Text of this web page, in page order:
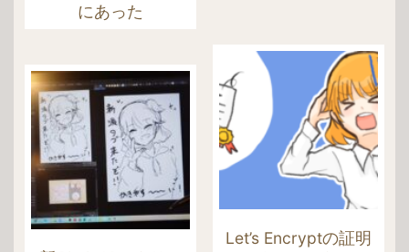
にあった
Let’s Encryptの証明